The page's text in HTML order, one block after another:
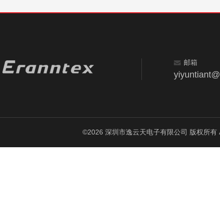
邮箱
©2026 深圳市逸云天电子有限公司 版权所有